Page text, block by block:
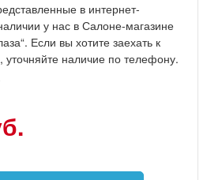
в интернет-
у нас в Салоне-магазине
Если вы хотите заехать к
уточняйте наличие по телефону.